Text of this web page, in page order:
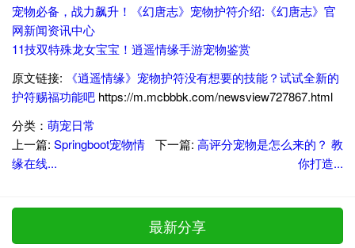
宠物必备，战力飙升！《幻唐志》宠物护符介绍:《幻唐志》官
网新闻资讯中心
11技双特殊龙女宝宝！逍遥情缘手游宠物鉴赏
原文链接:
《逍遥情缘》宠物护符没有想要的技能？试试全新的
护符赐福功能吧 https://m.mcbbbk.com/newsview727867.html
分类： 萌宠日常
上一篇: Springboot宠物情
缘在线...
下一篇: 高评分宠物是怎么来的？ 教
你打造...
最新分享